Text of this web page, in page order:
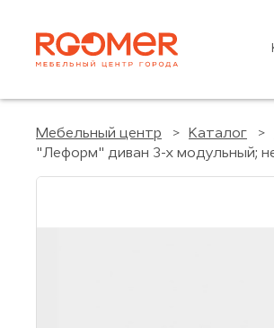
Мебельный центр Каталог
"Леформ" диван 3-х модульный;